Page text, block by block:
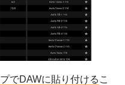
でDAWに貼り付ける こ